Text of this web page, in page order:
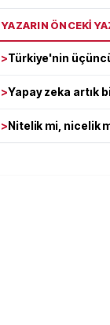
YAZARIN ÖNCEKİ
>Türkiye'nin
>Yapay zeka artık
>Nitelik mi, nicelik